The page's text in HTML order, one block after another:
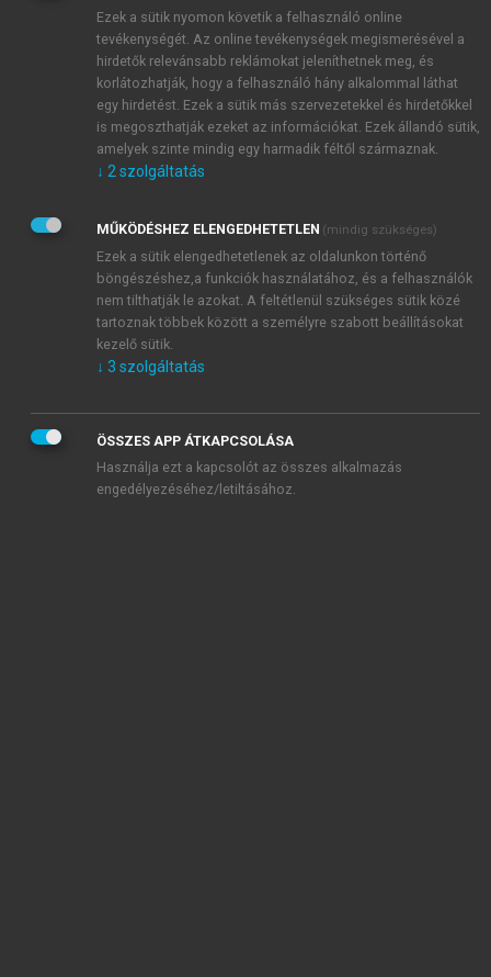
JELSZÓ ÚJRA
Kérek értesítést a MeRSZ újdonságairól, akcióiról.
Kérek értesítést az Akadémiai Kiadó Zrt. újdonságairól,
Adatkezelési tájékoztatóbanfoglaltakat tudomásul
veszem és elfogadom.
Általános vásárlási feltételeket, valamint a szotar.netés a
mersz.huoldalak licencszerződéseiben foglaltakat
tudomásul veszem és elfogadom.
KIPRÓBÁLOM
Ezek a sütik nyomon követik a felhasználó online
tevékenységét. Az online tevékenységek megismerésével a
hirdetők relevánsabb reklámokat jeleníthetnek meg, és
korlátozhatják, hogy a felhasználó hány alkalommal láthat
egy hirdetést. Ezek a sütik más szervezetekkel és hirdetőkkel
is megoszthatják ezeket az információkat. Ezek állandó sütik,
amelyek szinte mindig egy harmadik féltől származnak.
↓ 2 szolgáltatás
MŰKÖDÉSHEZ ELENGEDHETETLEN (mindig szükséges)
Ezek a sütik elengedhetetlenek az oldalunkon történő
böngészéshez,a funkciók használatához, és a felhasználók
nem tilthatják le azokat. A feltétlenül szükséges sütik közé
tartoznak többek között a személyre szabott beállításokat
kezelő sütik.
↓ 3 szolgáltatás
ÖSSZES APP ÁTKAPCSOLÁSA
Használja ezt a kapcsolót az összes alkalmazás
engedélyezéséhez/letiltásához.